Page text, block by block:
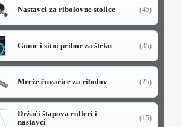
Nastavci za ribolovne stolice (45)
Gume i sitni pribor za šteku (35)
Mreže čuvarice za ribolov (25)
Držači štapova rolleri i
nastavci
(15)